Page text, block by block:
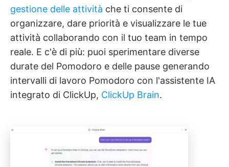
gestione delle attività che ti consente di
organizzare, dare priorità e visualizzare le tue
attività collaborando con il tuo team in tempo
reale. E c'è di più: puoi sperimentare diverse
durate del Pomodoro e delle pause generando
intervalli di lavoro Pomodoro con l'assistente IA
integrato di ClickUp, ClickUp Brain.